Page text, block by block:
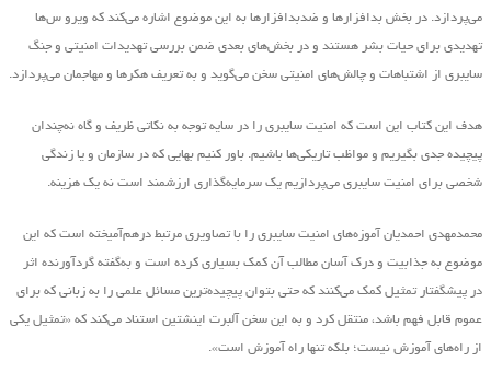
می‌پردازد. در بخش بدافزارها و ضدبدافزارها به این موضوع اشاره می‌کند که ویرو س‌ها
تهدیدی برای حیات بشر هستند و در بخش‌های بعدی ضمن بررسی تهدیدات امنیتی و جنگ
سایبری از اشتباهات و چالش‌های امنیتی سخن می‌گوید و به تعریف هکرها و مهاجمان می‌پردازد.
هدف این کتاب این است که امنیت سایبری را در سایه توجه به نکاتی ظریف و گاه نه‌چندان
پیچیده جدی بگیریم و مواظب تاریکی‌ها باشیم. باور کنیم بهایی که در سازمان و یا زندگی
شخصی برای امنیت سایبری می‌پردازیم یک سرمایه‌گذاری ارزشمند است نه یک هزینه.
محمدمهدی احمدیان آموزه‌های امنیت سایبری را با تصاویری مرتبط درهم‌آمیخته است که این
موضوع به جذابیت و درک آسان مطالب آن کمک بسیاری کرده است و به‌گفته گردآورنده اثر
در پیشگفتار تمثیل کمک می‌کنند که حتی بتوان پیچیده‌ترین مسائل علمی را به زبانی که برای
عموم قابل فهم باشد، منتقل کرد و به این سخن آلبرت اینشتین استناد می‌کند که «تمثیل یکی
از راه‌های آموزش نیست؛ بلکه تنها راه آموزش است».